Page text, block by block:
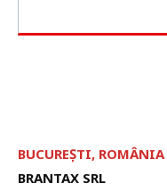
BUCUREȘTI, ROMÂNIA
BRANTAX SRL